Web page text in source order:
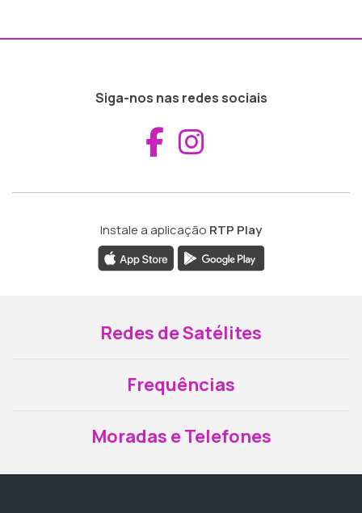
Siga-nos nas redes sociais
Aceder ao
Instale a aplicação RTP Play
Redes de Satélites
Frequências
Moradas e Telefones